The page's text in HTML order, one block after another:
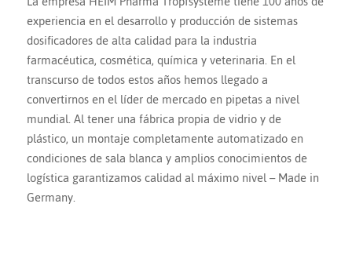
experiencia en el desarrollo y producción de sistemas
dosificadores de alta calidad para la industria
farmacéutica, cosmética, química y veterinaria. En el
transcurso de todos estos años hemos llegado a
convertirnos en el líder de mercado en pipetas a nivel
mundial. Al tener una fábrica propia de vidrio y de
plástico, un montaje completamente automatizado en
condiciones de sala blanca y amplios conocimientos de
logística garantizamos calidad al máximo nivel – Made in
Germany.